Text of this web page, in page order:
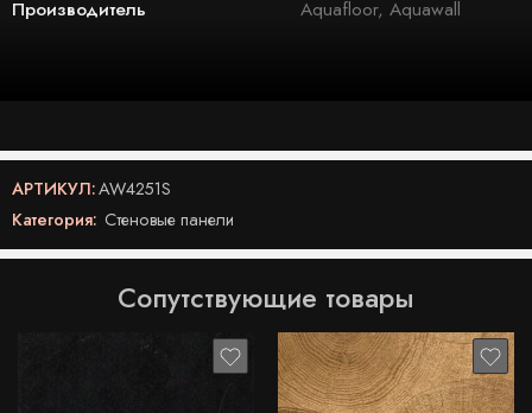
Производитель
Aquafloor, Aquawall
АРТИКУЛ:AW4251S
Категория: Стеновые панели
Сопутствующие товары